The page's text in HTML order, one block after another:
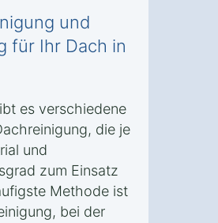
und
für Ihr Dach in
es verschiedene
die je
und
zum Einsatz
Methode ist
bei der